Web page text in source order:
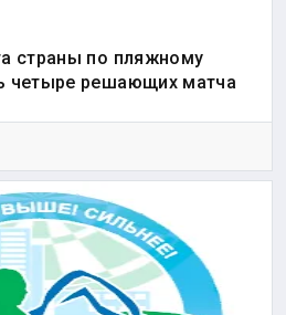
страны по пляжному
четыре решающих матча